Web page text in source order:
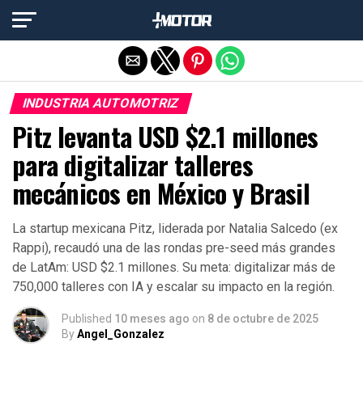
INDUSTRIA AUTOMOTRIZ
Pitz levanta USD $2.1 millones
para digitalizar talleres
mecánicos en México y Brasil
La startup mexicana Pitz, liderada por Natalia Salcedo (ex
Rappi), recaudó una de las rondas pre-seed más grandes
de LatAm: USD $2.1 millones. Su meta: digitalizar más de
750,000 talleres con IA y escalar su impacto en la región.
Published 10 meses ago on 8 de octubre de 2025
ByAngel_Gonzalez
Salir de la versión móvil